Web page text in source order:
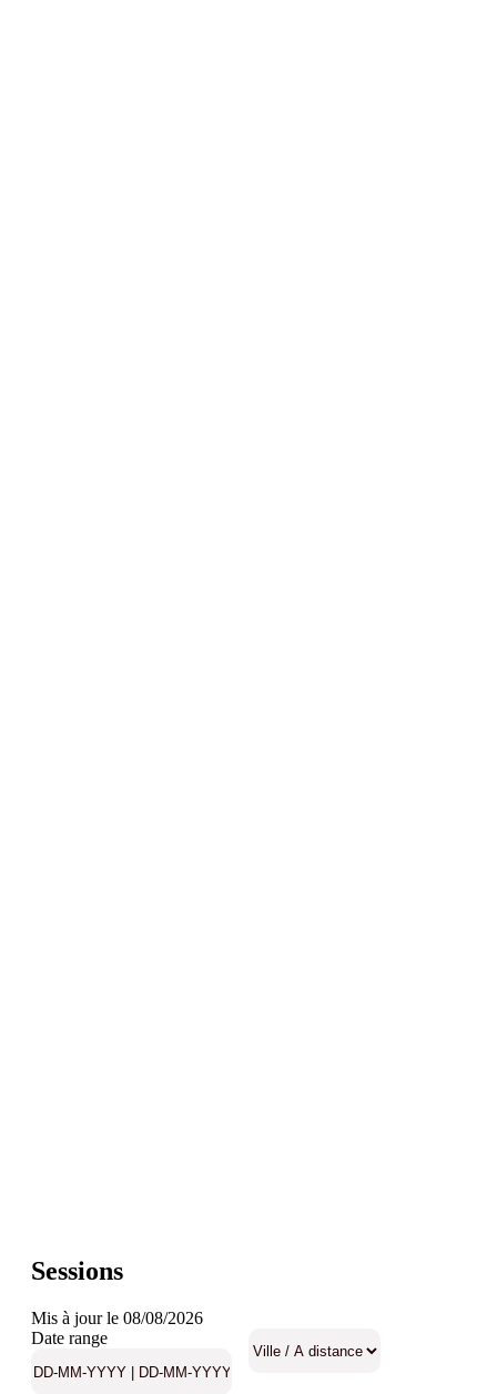
Sessions
Mis à jour le 08/08/2026
Date range